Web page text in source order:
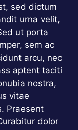
sed dictum
urna velit,
ut porta
sem ac
arcu, nec
aptent taciti
nostra,
vitae
Praesent
dolor